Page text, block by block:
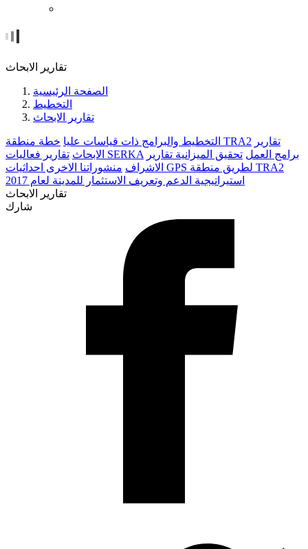
تقارير الابحاث
الصفحة الرئيسية
التخطيط
تقارير الابحاث
التخطيط والبرامج ذات قياسات عليا خطة منطقة TRA2 تقارير
الابحاث تقارير فعاليات SERKA برامج العمل تحقيق الميزانية تقارير
الاشراف منشوراتنا الاخرى
احداثيات GPS لطريق منطقة TRA2
استيراتيجية الدعم وتعريف الاستثمار للمدينة لعام 2017
تقارير الابحاث
شارك